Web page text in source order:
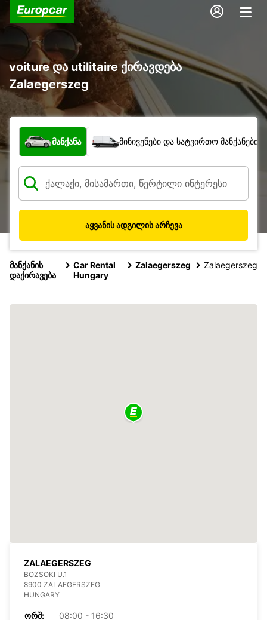
voiture და utilitaire ქირავდება
Zalaegerszeg
რა ტიპის ავტომობილი?
მანქანა მინივენები და სატვირთო მანქანები
აყვანის ადგილის არჩევა
მანქანის
დაქირავება
Car Rental
Hungary
Zalaegerszeg Zalaegerszeg
ZALAEGERSZEG
BOZSOKI U.1
8900 ZALAEGERSZEG
HUNGARY
ᲝᲠᲨ:
08:00 - 16:30